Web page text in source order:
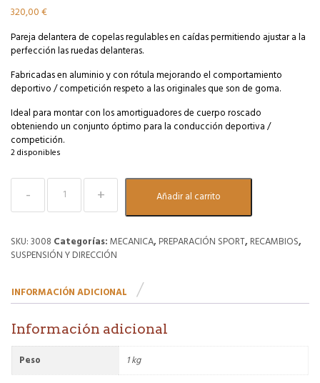
320,00€
Pareja delantera de copelas regulables en caídas permitiendo ajustar a la
perfección las ruedas delanteras.
Fabricadas en aluminio y con rótula mejorando el comportamiento
deportivo / competición respeto a las originales que son de goma.
Ideal para montar con los amortiguadores de cuerpo roscado
obteniendo un conjunto óptimo para la conducción deportiva /
competición.
2 disponibles
Copelas
delanteras
regulables
Lancia
Delta
Tipo
sport/competición
Añadir al carrito
SKU:3008 Categorías:MECANICA, PREPARACIÓN SPORT, RECAMBIOS,
SUSPENSIÓN Y DIRECCIÓN
INFORMACIÓN ADICIONAL
Información adicional
Peso 1 kg